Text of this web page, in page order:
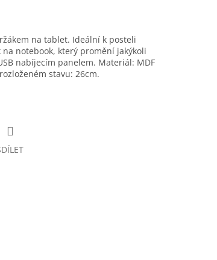
na tablet. Ideální k posteli
na notebook, který promění jakýkoli
nabíjecím panelem. Materiál: MDF
stavu: 26cm.